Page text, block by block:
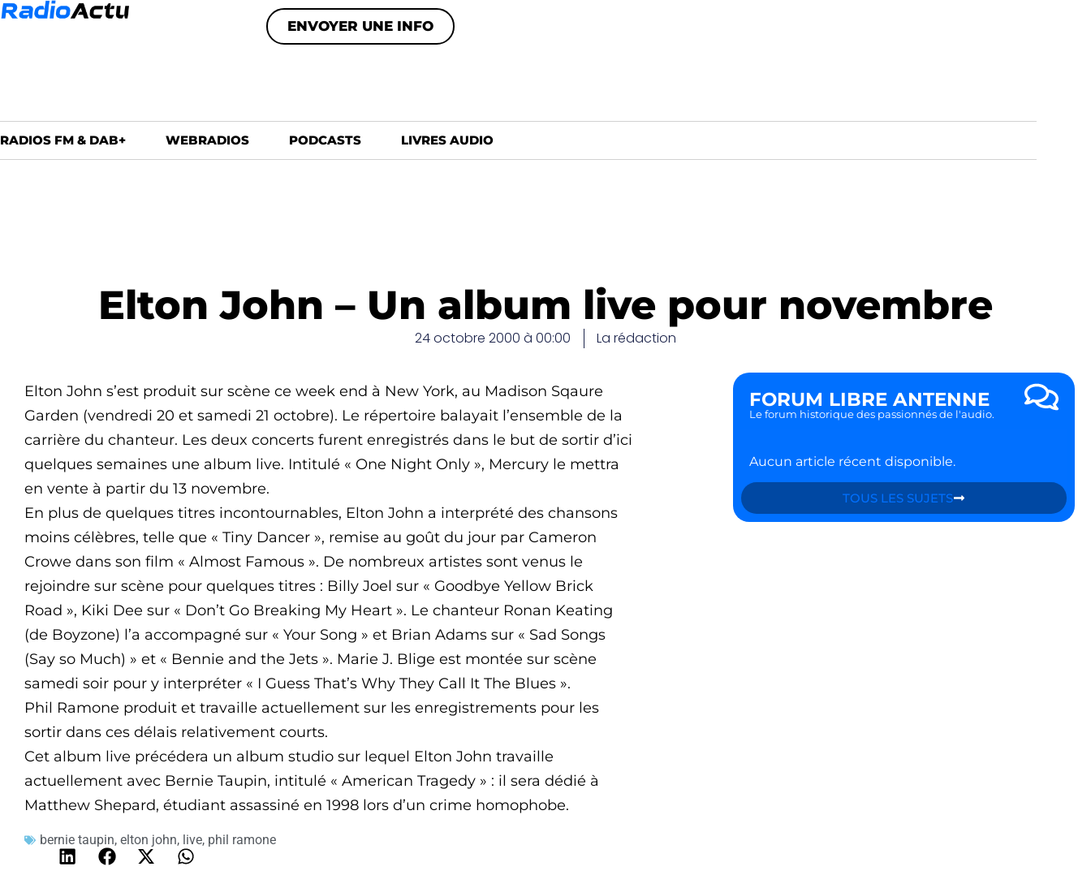
ENVOYER UNE INFO
RADIOS FM & DAB+ WEBRADIOS PODCASTS LIVRES AUDIO
Elton John – Un album live pour novembre
24 octobre 2000 à 00:00 La rédaction
Elton John s’est produit sur scène ce week end à New York, au Madison Sqaure
Garden (vendredi 20 et samedi 21 octobre). Le répertoire balayait l’ensemble de la
carrière du chanteur. Les deux concerts furent enregistrés dans le but de sortir d’ici
quelques semaines une album live. Intitulé « One Night Only », Mercury le mettra
en vente à partir du 13 novembre.
En plus de quelques titres incontournables, Elton John a interprété des chansons
moins célèbres, telle que « Tiny Dancer », remise au goût du jour par Cameron
Crowe dans son film « Almost Famous ». De nombreux artistes sont venus le
rejoindre sur scène pour quelques titres : Billy Joel sur « Goodbye Yellow Brick
Road », Kiki Dee sur « Don’t Go Breaking My Heart ». Le chanteur Ronan Keating
(de Boyzone) l’a accompagné sur « Your Song » et Brian Adams sur « Sad Songs
(Say so Much) » et « Bennie and the Jets ». Marie J. Blige est montée sur scène
samedi soir pour y interpréter « I Guess That’s Why They Call It The Blues ».
Phil Ramone produit et travaille actuellement sur les enregistrements pour les
sortir dans ces délais relativement courts.
Cet album live précédera un album studio sur lequel Elton John travaille
actuellement avec Bernie Taupin, intitulé « American Tragedy » : il sera dédié à
Matthew Shepard, étudiant assassiné en 1998 lors d’un crime homophobe.
bernie taupin, elton john, live, phil ramone
FORUM LIBRE ANTENNE
Le forum historique des passionnés de l'audio.
Aucun article récent disponible.
TOUS LES SUJETS